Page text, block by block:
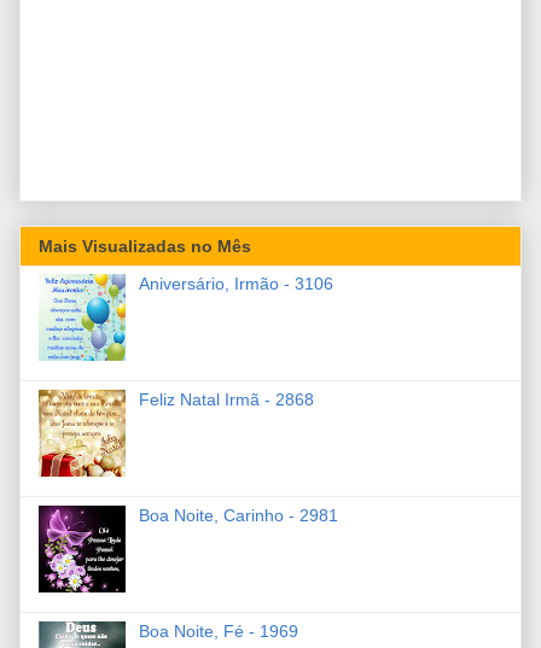
Mais Visualizadas no Mês
Aniversário, Irmão - 3106
Feliz Natal Irmã - 2868
Boa Noite, Carinho - 2981
Boa Noite, Fé - 1969